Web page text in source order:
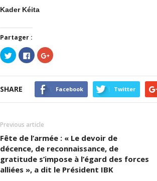
Kader Kéita
Partager :
Cliquez
pour
partager
Twitter(ouvre
une
nouvelle
fenêtre)
Cliquez
pour
partager
Facebook(ouvre
dans
une
nouvelle
fenêtre)
Cliquez
pour
Google+
(ouvre
dans
une
nouvelle
SHARE Facebook Twitter
Previous article
Fête de l’armée : « Le devoir de
décence, de reconnaissance, de
gratitude s’impose à l’égard des forces
alliées », a dit le Président IBK